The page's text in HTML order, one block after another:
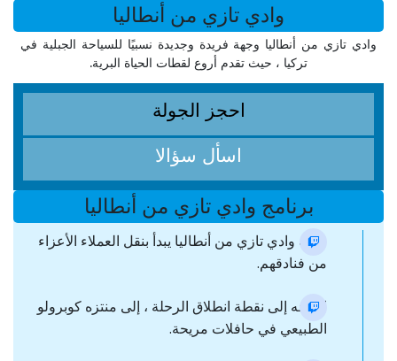
وادي تازي من أنطاليا
وادي تازي من أنطاليا وجهة فريدة وجديدة نسبيًا للسياحة الجبلية في
تركيا ، حيث تقدم أروع لقطات الحياة البرية.
احجز الجولة
اسأل سؤالا
برنامج وادي تازي من أنطاليا
رحلة وادي تازي من أنطاليا يبدأ بنقل العملاء الأعزاء
من فنادقهم.
التوجه إلى نقطة انطلاق الرحلة ، إلى منتزه كوبرولو
الطبيعي في حافلات مريحة.